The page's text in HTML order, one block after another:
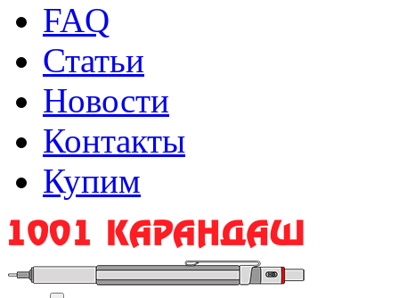
FAQ
Статьи
Новости
Контакты
Купим